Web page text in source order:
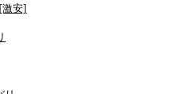
激安]